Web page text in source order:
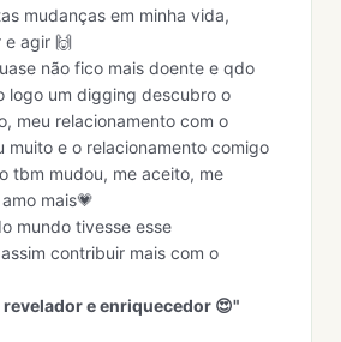
mudanças em minha vida,
agir 🙌
não fico mais doente e qdo
logo um digging descubro o
meu relacionamento com o
muito e o relacionamento comigo
tbm mudou, me aceito, me
mais💗
mundo tivesse esse
contribuir mais com o
e enriquecedor 😍"